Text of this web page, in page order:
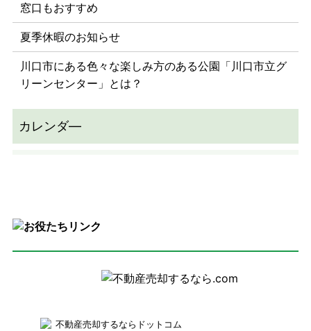
窓口もおすすめ
夏季休暇のお知らせ
川口市にある色々な楽しみ方のある公園「川口市立グ
リーンセンター」とは？
不動産売却するならドットコム